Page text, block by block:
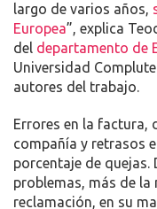
largo de varios años,
Europea”, explica
del departamento de
Universidad
autores del trabajo.
Errores en la factura,
compañía y retrasos
porcentaje de quejas.
problemas, más de la
reclamación, en su